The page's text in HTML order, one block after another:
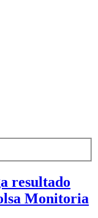
resultado
Monitoria